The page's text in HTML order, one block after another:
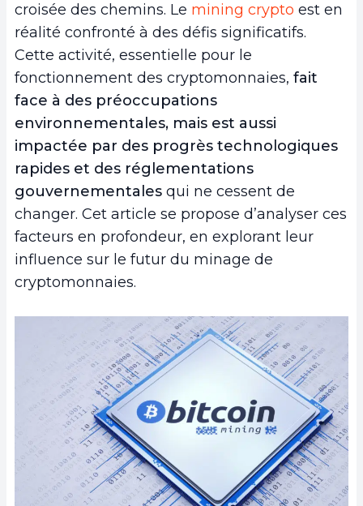
croisée des chemins. Le mining crypto est en
réalité confronté à des défis significatifs.
Cette activité, essentielle pour le
fonctionnement des cryptomonnaies, fait
face à des préoccupations
environnementales, mais est aussi
impactée par des progrès technologiques
rapides et des réglementations
gouvernementales qui ne cessent de
changer. Cet article se propose d’analyser ces
facteurs en profondeur, en explorant leur
influence sur le futur du minage de
cryptomonnaies.